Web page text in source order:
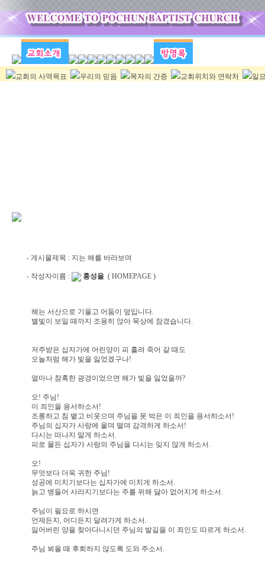
- 게시물제목 : 지는 해를 바라보며
- 작성자이름 : 홍성율 ( HOMEPAGE )
해는 서산으로 기울고 어둠이 덮입니다.
별빛이 보일 때까지 조용히 앉아 묵상에 잠겼습니다.
저주받은 십자가에 어린양이 피 흘려 죽어 갈 때도
오늘처럼 해가 빛을 잃었겠구나!
얼마나 참혹한 광경이었으면 해가 빛을 잃었을까?
오! 주님!
이 죄인을 용서하소서!
조롱하고 침 뱉고 비웃으며 주님을 못 박은 이 죄인을 용서하소서!
주님의 십자가 사랑에 울며 떨며 감격하게 하소서!
다시는 떠나지 말게 하소서.
피로 물든 십자가 사랑의 주님을 다시는 잊지 않게 하소서.
오!
무엇보다 더욱 귀한 주님!
성공에 미치기보다는 십자가에 미치게 하소서.
늙고 병들어 사라지기보다는 주를 위해 닳아 없어지게 하소서.
주님이 필요로 하시면
언제든지, 어디든지 달려가게 하소서.
잃어버린 양을 찾아다니시던 주님의 발길을 이 죄인도 따르게 하소서.
주님 뵈올 때 후회하지 않도록 도와 주소서.
교회의 사역목표 우리의 믿음 목자의 간증 교회위치와 연락처 일